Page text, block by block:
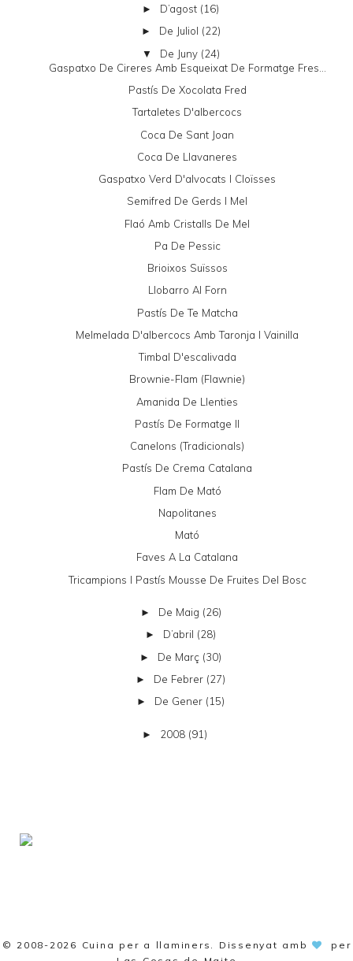
► D’agost (16)
► De Juliol (22)
▼ De Juny (24)
Gaspatxo De Cireres Amb Esqueixat De Formatge Fres...
Pastís De Xocolata Fred
Tartaletes D'albercocs
Coca De Sant Joan
Coca De Llavaneres
Gaspatxo Verd D'alvocats I Cloïsses
Semifred De Gerds I Mel
Flaó Amb Cristalls De Mel
Pa De Pessic
Brioixos Suïssos
Llobarro Al Forn
Pastís De Te Matcha
Melmelada D'albercocs Amb Taronja I Vainilla
Timbal D'escalivada
Brownie-Flam (Flawnie)
Amanida De Llenties
Pastís De Formatge II
Canelons (tradicionals)
Pastís De Crema Catalana
Flam De Mató
Napolitanes
Mató
Faves A La Catalana
Tricampions I Pastís Mousse De Fruites Del Bosc
► De Maig (26)
► D’abril (28)
► De Març (30)
► De Febrer (27)
► De Gener (15)
► 2008 (91)
© 2008-2026 Cuina per a llaminers . Dissenyat amb
per